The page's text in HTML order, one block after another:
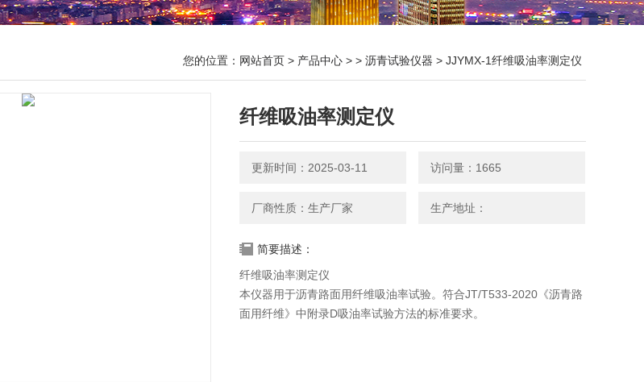
您的位置： 网站首页 > 产品中心 > > 沥青试验仪器 > JJYMX-1纤维吸油率测定仪
纤维吸油率测定仪
更新时间：2025-03-11 访问量：1665
厂商性质：生产厂家 生产地址：
简要描述：
纤维吸油率测定仪
本仪器用于沥青路面用纤维吸油率试验。符合JT/T533-2020《沥青路
面用纤维》中附录D吸油率试验方法的标准要求。